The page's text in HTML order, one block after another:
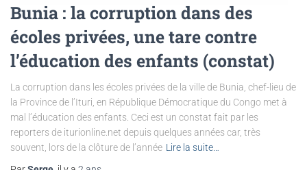
Bunia : la corruption dans des
écoles privées, une tare contre
l’éducation des enfants (constat)
La corruption dans les écoles privées de la ville de Bunia, chef-lieu de
la Province de l’Ituri, en République Démocratique du Congo met à
mal l’éducation des enfants. Ceci est un constat fait par les
reporters de iturionline.net depuis quelques années car, très
souvent, lors de la clôture de l’année Lire la suite…